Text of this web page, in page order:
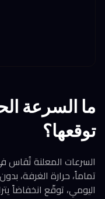
ما السرعة
توقعها؟
السرعات المعلنة تُقاس
تماماً، حرارة الغرفة،
اليومي، توقّع انخفاضاً يتراوح بين 40% و50%